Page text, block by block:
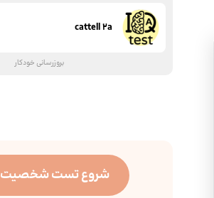
cattell 2a
بروزرسانی خودکار
شروع تست شخصیت MBTI